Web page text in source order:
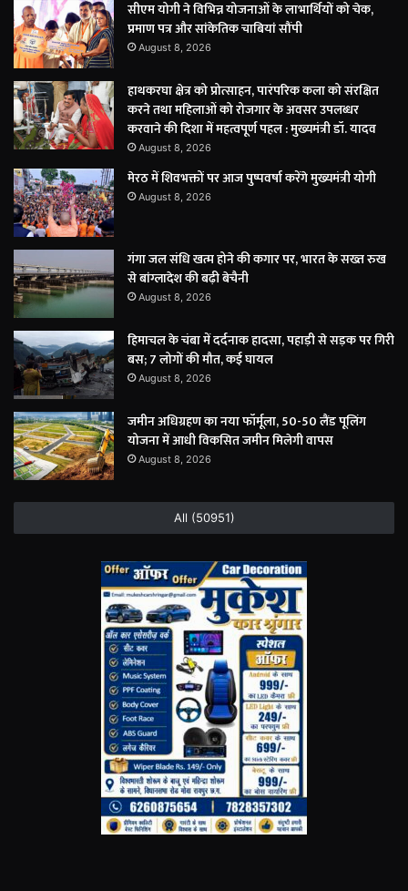
सीएम योगी ने विभिन्न योजनाओं के लाभार्थियों को चेक,
प्रमाण पत्र और सांकेतिक चाबियां सौंपी
August 8, 2026
हाथकरघा क्षेत्र को प्रोत्साहन, पारंपरिक कला को संरक्षित
करने तथा महिलाओं को रोजगार के अवसर उपलब्धर
करवाने की दिशा में महत्वपूर्ण पहल : मुख्यमंत्री डॉ. यादव
August 8, 2026
मेरठ में शिवभक्तों पर आज पुष्पवर्षा करेंगे मुख्यमंत्री योगी
August 8, 2026
गंगा जल संधि खत्म होने की कगार पर, भारत के सख्त रुख
से बांग्लादेश की बढ़ी बेचैनी
August 8, 2026
हिमाचल के चंबा में दर्दनाक हादसा, पहाड़ी से सड़क पर गिरी
बस; 7 लोगों की मौत, कई घायल
August 8, 2026
जमीन अधिग्रहण का नया फॉर्मूला, 50-50 लैंड पूलिंग
योजना में आधी विकसित जमीन मिलेगी वापस
August 8, 2026
All (50951)